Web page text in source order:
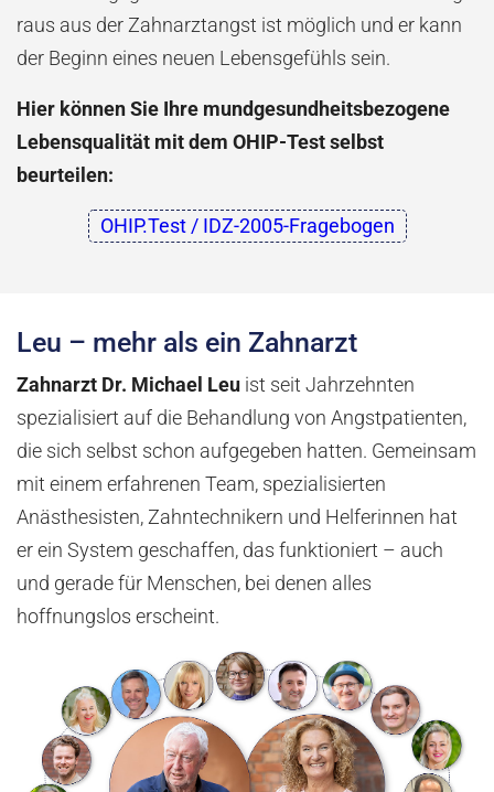
raus aus der Zahnarztangst ist möglich und er kann
der Beginn eines neuen Lebensgefühls sein.
Hier können Sie Ihre mundgesundheitsbezogene
Lebensqualität mit dem OHIP-Test selbst
beurteilen:
OHIP.Test / IDZ-2005-Fragebogen
Leu – mehr als ein Zahnarzt
Zahnarzt Dr. Michael Leu ist seit Jahrzehnten
spezialisiert auf die Behandlung von Angstpatienten,
die sich selbst schon aufgegeben hatten. Gemeinsam
mit einem erfahrenen Team, spezialisierten
Anästhesisten, Zahntechnikern und Helferinnen hat
er ein System geschaffen, das funktioniert – auch
und gerade für Menschen, bei denen alles
hoffnungslos erscheint.